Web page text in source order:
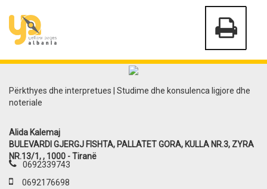
Përkthyes dhe interpretues | Studime dhe konsulenca ligjore dhe
noteriale
Alida Kalemaj
BULEVARDI GJERGJ FISHTA, PALLATET GORA, KULLA NR.3, ZYRA
NR.13/1, , 1000 - Tiranë
0692339743
0692176698